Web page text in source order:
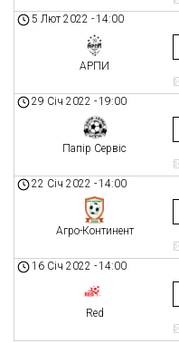
5 Лют 2022 -14:00
АРПИ
29 Січ 2022 -19:00
Папір Сервіс
22 Січ 2022 -14:00
Агро-Континент
16 Січ 2022 -14:00
Red